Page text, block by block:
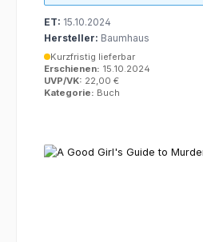
ET: 15.10.2024
Hersteller: Baumhaus
Kurzfristig lieferbar
Erschienen: 15.10.2024
UVP/VK: 22,00 €
Kategorie: Buch